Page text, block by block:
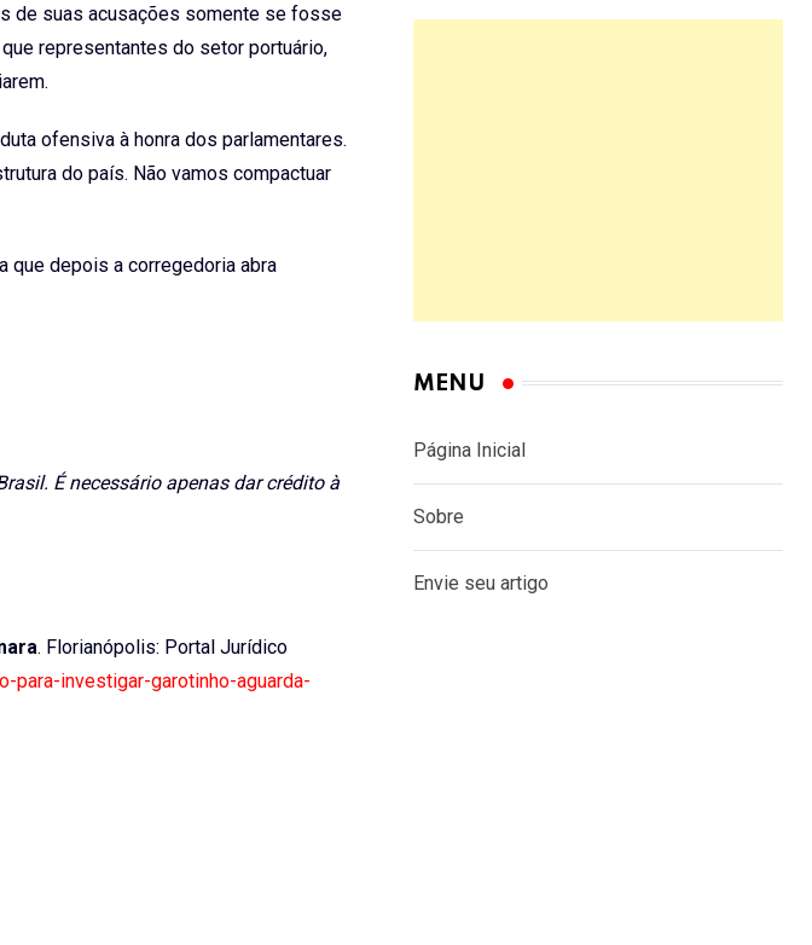
de suas acusações somente se fosse
representantes do setor portuário,
ofensiva à honra dos parlamentares.
do país. Não vamos compactuar
que depois a corregedoria abra
É necessário apenas dar crédito à
. Florianópolis: Portal Jurídico
investigar-garotinho-aguarda-
MENU
Página Inicial
Sobre
Envie seu artigo